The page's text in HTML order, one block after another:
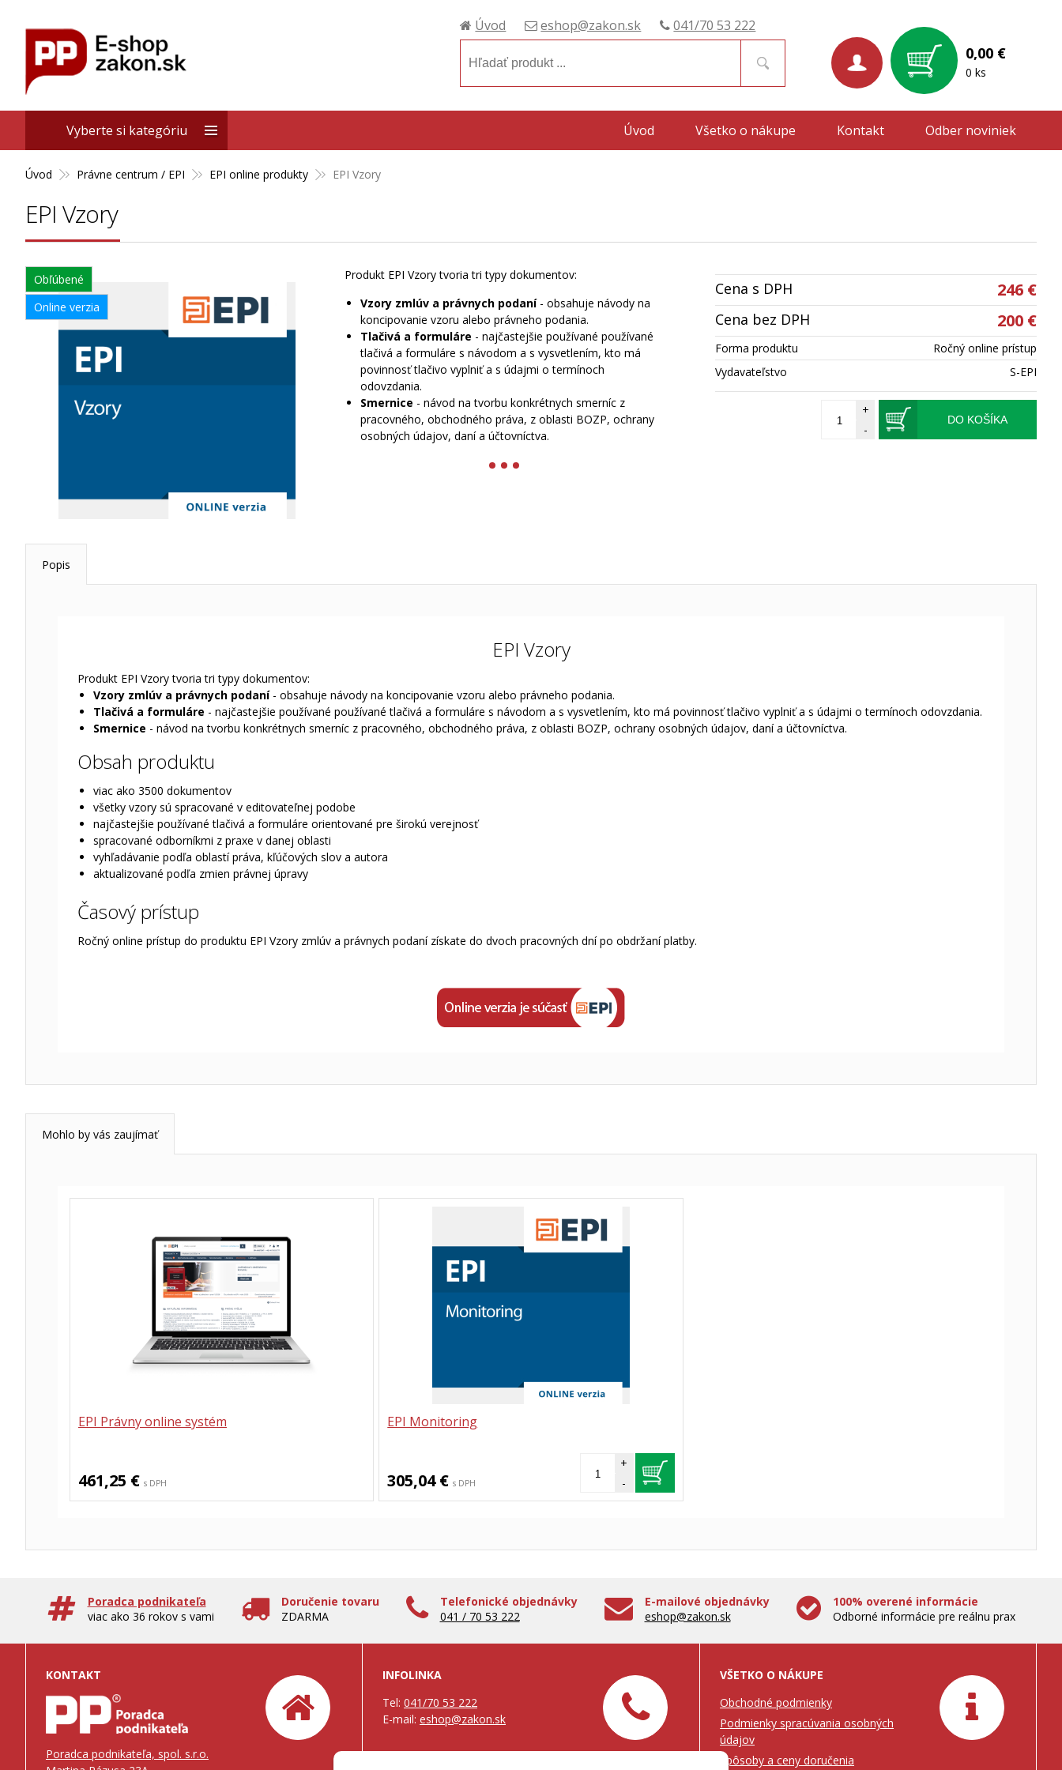
Úvod eshop@zakon.sk 041/70 53 222
0,00 €
0 ks
Úvod Právne centrum / EPI EPI online produkty EPI Vzory
EPI Vzory
Obľúbené
Online verzia
Produkt EPI Vzory tvoria tri typy dokumentov:
Vzory zmlúv a právnych podaní- obsahuje návody na
koncipovanie vzoru alebo právneho podania.
Tlačivá a formuláre - najčastejšie používané používané
tlačivá a formuláre s návodom a s vysvetlením, kto má
povinnosť tlačivo vyplniť a s údajmi o termínoch
odovzdania.
Smernice - návod na tvorbu konkrétnych smerníc z
pracovného, obchodného práva, z oblasti BOZP, ochrany
osobných údajov, daní a účtovníctva.
Cena s DPH 246 €
Cena bez DPH 200 €
Forma produktu
Ročný online prístup
Vydavateľstvo
S-EPI
DO KOŠÍKA
+
-
Popis
EPI Vzory
Produkt EPI Vzory tvoria tri typy dokumentov:
Vzory zmlúv a právnych podaní- obsahuje návody na koncipovanie vzoru alebo právneho podania.
Tlačivá a formuláre - najčastejšie používané používané tlačivá a formuláre s návodom a s vysvetlením, kto má povinnosť tlačivo vyplniť a s údajmi o termínoch odovzdania.
Smernice - návod na tvorbu konkrétnych smerníc z pracovného, obchodného práva, z oblasti BOZP, ochrany osobných údajov, daní a účtovníctva.
Obsah produktu
viac ako 3500 dokumentov
všetky vzory sú spracované v editovateľnej podobe
najčastejšie používané tlačivá a formuláre orientované pre širokú verejnosť
spracované odborníkmi z praxe v danej oblasti
vyhľadávanie podľa oblastí práva, kľúčových slov a autora
aktualizované podľa zmien právnej úpravy
Časový prístup
Ročný online prístup do produktu EPI Vzory zmlúv a právnych podaní získate do dvoch pracovných dní po obdržaní platby.
Mohlo by vás zaujímať
EPI Právny online systém
461,25 € s DPH
EPI Monitoring
305,04 € s DPH -
+
Vyberte si kategóriu Úvod Všetko o nákupe Kontakt Odber noviniek
Poradca podnikateľa
viac ako 36 rokov s vami
Doručenie tovaru
ZDARMA
Telefonické objednávky
041 / 70 53 222
E-mailové objednávky
eshop@zakon.sk
100% overené informácie
Odborné informácie pre reálnu prax
KONTAKT
Poradca podnikateľa, spol. s.r.o.
INFOLINKA
Tel: 041/70 53 222
E-mail: eshop@zakon.sk
VŠETKO O NÁKUPE
Obchodné podmienky
Podmienky spracúvania osobných
údajov
Spôsoby a ceny doručenia